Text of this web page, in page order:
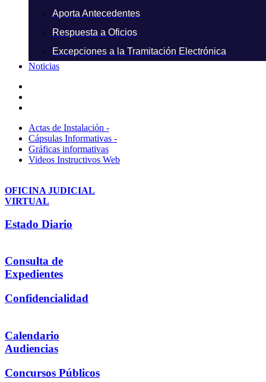
Aporta Antecedentes
Respuesta a Oficios
Excepciones a la Tramitación Electrónica
Noticias
Actas de Instalación -
Cápsulas Informativas -
Gráficas informativas
Videos Instructivos Web
OFICINA JUDICIAL
VIRTUAL
Estado Diario
Consulta de
Expedientes
Confidencialidad
Calendario
Audiencias
Concursos Públicos